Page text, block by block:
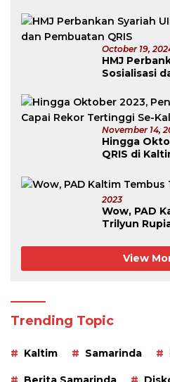
October 19,
HMJ
Sosialisasi
November 14,
Hingga
QRIS di
2023
Wow, PAD
Trilyun
View
Trending Topic
Kaltim Samarinda